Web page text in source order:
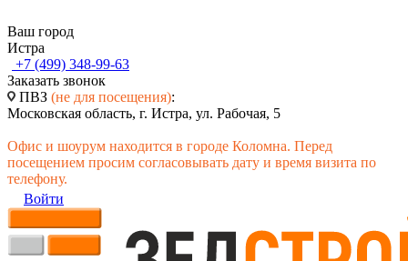
Ваш город
Истра
+7 (499) 348-99-63
Заказать звонок
ПВЗ (не для посещения):
Московская область, г. Истра, ул. Рабочая, 5
Офис и шоурум находится в городе Коломна. Перед
посещением просим согласовывать дату и время визита по
телефону.
Войти